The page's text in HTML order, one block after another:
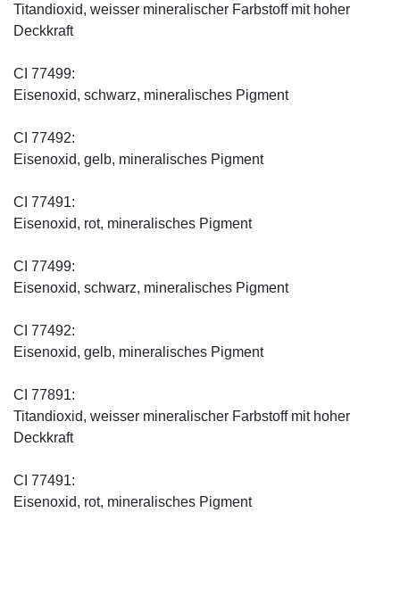
Titandioxid, weisser mineralischer Farbstoff mit hoher
Deckkraft
CI 77499:
Eisenoxid, schwarz, mineralisches Pigment
CI 77492:
Eisenoxid, gelb, mineralisches Pigment
CI 77491:
Eisenoxid, rot, mineralisches Pigment
CI 77499:
Eisenoxid, schwarz, mineralisches Pigment
CI 77492:
Eisenoxid, gelb, mineralisches Pigment
CI 77891:
Titandioxid, weisser mineralischer Farbstoff mit hoher
Deckkraft
CI 77491:
Eisenoxid, rot, mineralisches Pigment